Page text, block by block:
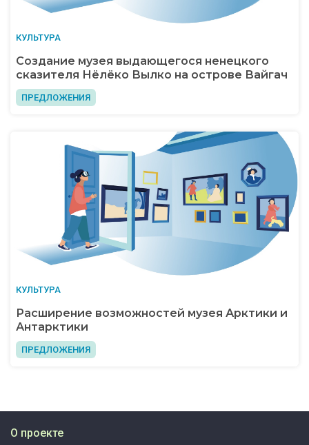
КУЛЬТУРА
Создание музея выдающегося ненецкого
сказителя Нёлёко Вылко на острове Вайгач
ПРЕДЛОЖЕНИЯ
КУЛЬТУРА
Расширение возможностей музея Арктики и
Антарктики
ПРЕДЛОЖЕНИЯ
О проекте